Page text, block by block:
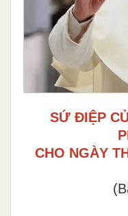
SỨ ĐIỆP
CHO NGÀY